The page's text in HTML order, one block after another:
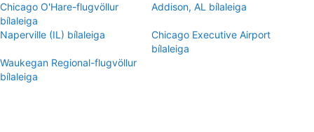
Chicago O'Hare-flugvöllur
bílaleiga
Addison, AL bílaleiga
Naperville (IL) bílaleiga
Chicago Executive Airport
bílaleiga
Waukegan Regional-flugvöllur
bílaleiga